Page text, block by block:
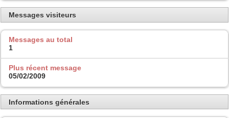
Messages visiteurs
Messages au total
1
Plus récent message
05/02/2009
Informations générales